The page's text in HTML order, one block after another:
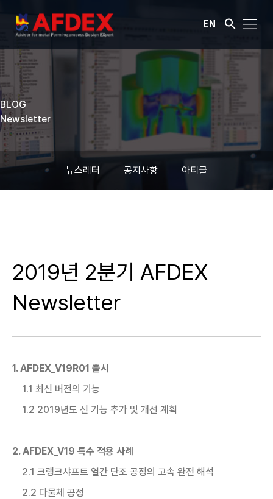
EN
BLOG
Newsletter
뉴스레터 공지사항 아티클
2019년 2분기 AFDEX
Newsletter
1. AFDEX_V19R01 출시
1.1 최신 버전의 기능
1.2 2019년도 신 기능 추가 및 개선 계획
2. AFDEX_V19 특수 적용 사례
2.1 크랭크샤프트 열간 단조 공정의 고속 완전 해석
2.2 다물체 공정